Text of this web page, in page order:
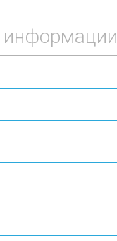
информации